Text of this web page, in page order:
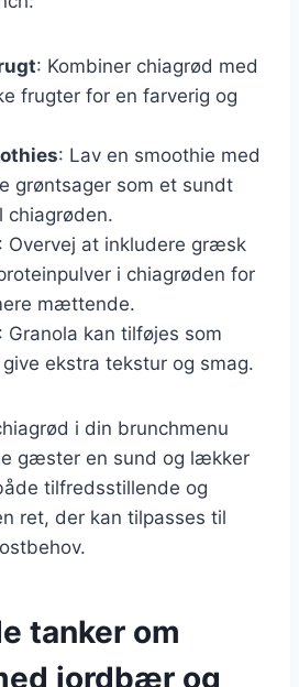
: Kombiner chiagrød med
frugter for en farverig og
: Lav en smoothie med
grøntsager som et sundt
chiagrøden.
: Overvej at inkludere græsk
i chiagrøden for
mættende.
: Granola kan tilføjes som
ekstra tekstur og smag.
i din brunchmenu
gæster en sund og lækker
tilfredsstillende og
ret, der kan tilpasses til
tanker om
jordbær og